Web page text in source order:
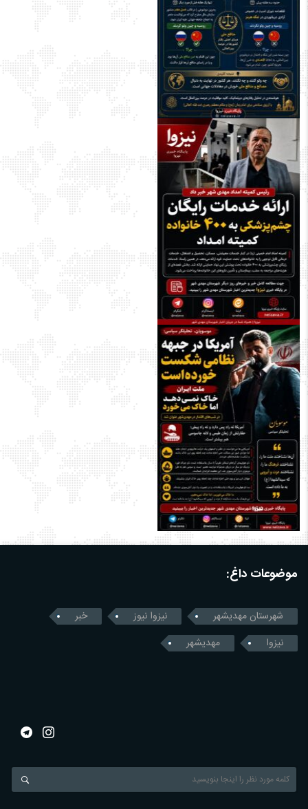
موضوعات داغ:
شهرستان مهدیشهر نیزوا نیوز
خبر
نیزوا
مهدیشهر